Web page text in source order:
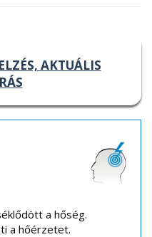
AKTUÁLIS
a hőség.
a hőérzetet.